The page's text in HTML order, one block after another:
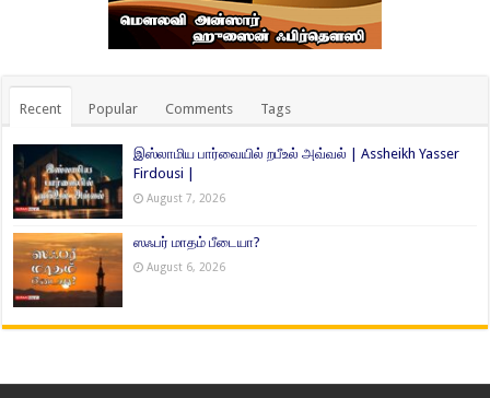
Recent Popular Comments Tags
இஸ்லாமிய பார்வையில் றபீஉல் அவ்வல் | Assheikh Yasser
Firdousi |
August 7, 2026
ஸஃபர் மாதம் பீடையா?
August 6, 2026